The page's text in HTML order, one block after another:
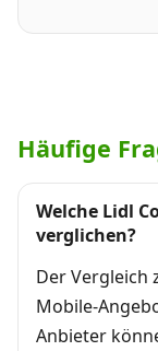
Häufige
Welche Lidl
verglichen?
Der Vergleich
Mobile-
Anbieter